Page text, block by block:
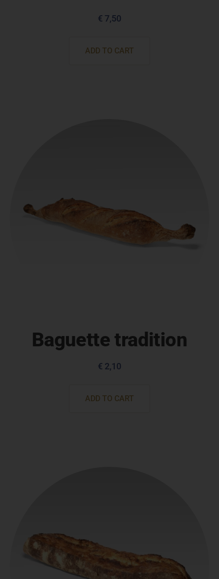
€ 7,50
ADD TO CART
Baguette tradition
€ 2,10
ADD TO CART